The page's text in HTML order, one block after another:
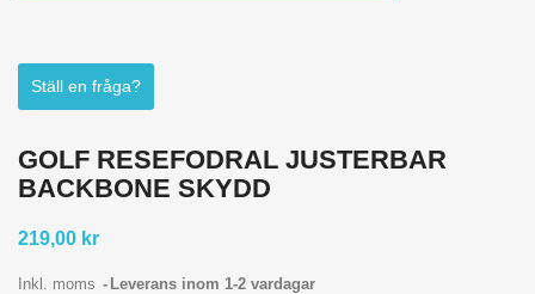
Ställ en fråga?
GOLF RESEFODRAL JUSTERBAR
BACKBONE SKYDD
219,00 kr
Inkl. moms Leverans inom 1-2 vardagar